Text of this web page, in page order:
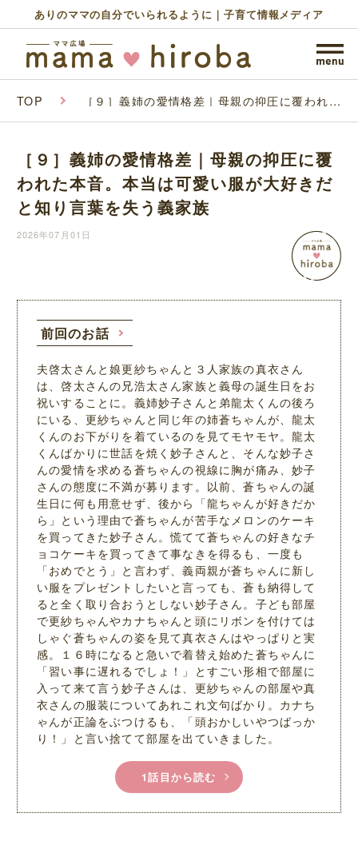
ありのママの自分でいられるように｜子育て情報メディア
TOP ［９］義姉の愛情格差｜母親の抑圧に覆われた
失う義家族
［９］義姉の愛情格差｜母親の抑圧に覆
われた本音。本当は可愛い服が大好きだ
と知り言葉を失う義家族
2026年07月01日
前回のお話
夫啓太さんと娘更紗ちゃんと３人家族の真衣さん
は、啓太さんの兄浩太さん家族と義母の誕生日をお
祝いすることに。義姉妙子さんと弟龍太くんの後ろ
にいる、更紗ちゃんと同じ年の姉蒼ちゃんが、龍太
くんのお下がりを着ているのを見てモヤモヤ。龍太
くんばかりに世話を焼く妙子さんと、そんな妙子さ
んの愛情を求める蒼ちゃんの視線に胸が痛み、妙子
さんの態度に不満が募ります。以前、蒼ちゃんの誕
生日に何も用意せず、後から「龍ちゃんが好きだか
ら」という理由で蒼ちゃんが苦手なメロンのケーキ
を買ってきた妙子さん。慌てて蒼ちゃんの好きなチ
ョコケーキを買ってきて事なきを得るも、一度も
「おめでとう」と言わず、義両親が蒼ちゃんに新し
い服をプレゼントしたいと言っても、蒼も納得して
ると全く取り合おうとしない妙子さん。子ども部屋
で更紗ちゃんやカナちゃんと頭にリボンを付けては
しゃぐ蒼ちゃんの姿を見て真衣さんはやっぱりと実
感。１６時になると急いで着替え始めた蒼ちゃんに
「習い事に遅れるでしょ！」とすごい形相で部屋に
入って来て言う妙子さんは、更紗ちゃんの部屋や真
衣さんの服装についてあれこれ文句ばかり。カナち
ゃんが正論をぶつけるも、「頭おかしいやつばっか
り！」と言い捨てて部屋を出ていきました。
1話目から読む